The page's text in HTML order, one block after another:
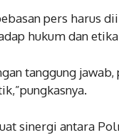
pers harus
hukum dan
tanggung
sinergi antara